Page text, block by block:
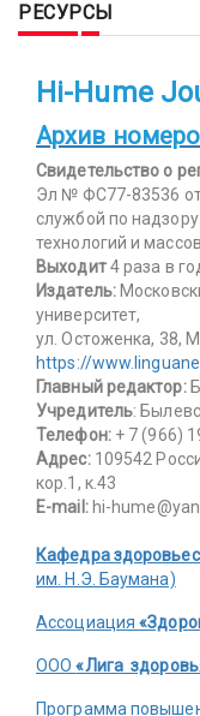
РЕСУРСЫ
Hi-Hume
Архив
Свидетельство о
Эл № ФС77-83536
службой по
технологий и
Выходит4 раза в
Издатель:
университет,
ул. Остоженка, 38,
https://
Главный редактор:
Учредитель:
Телефон: + 7 (966)
Адрес: 109542
кор.1, к.43
E-mail: hi-
Кафедра
им. Н.Э. Баумана)
Ассоциация
ООО«Лига
Программа